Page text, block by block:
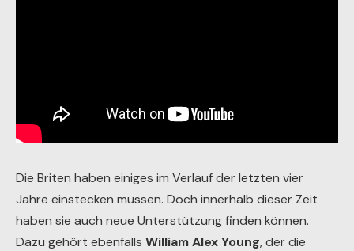
Die Briten haben einiges im Verlauf der letzten vier
Jahre einstecken müssen. Doch innerhalb dieser Zeit
haben sie auch neue Unterstützung finden können.
Dazu gehört ebenfalls William Alex Young, der die